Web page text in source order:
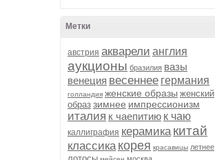
Метки
австрия акварели англия
аукционы бразилия вазы
венеция весеннее германия
голландия женские образы женский
образ зимнее импрессионизм
италия к чаепитию к чаю
каллиграфия керамика китай
классика корея красавицы летнее